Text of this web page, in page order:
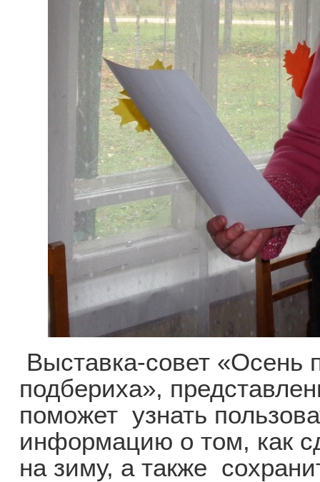
Выставка-совет «Осень
подбериха»,
поможет узнать
информацию о том, как
на зиму, а также